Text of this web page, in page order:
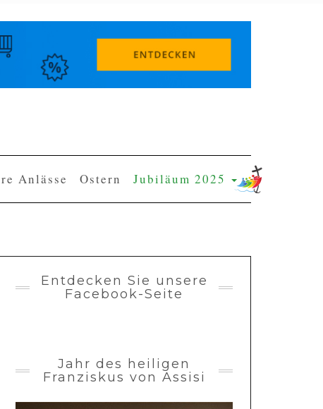
Anlässe Ostern Jubiläum 2025
Entdecken Sie unsere
Facebook-Seite
Jahr des heiligen
Franziskus von Assisi